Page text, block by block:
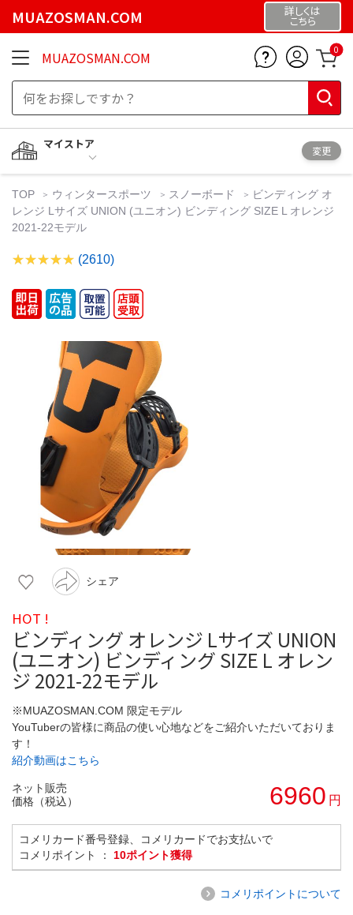
MUAZOSMAN.COM 詳しくは
こちら
MUAZOSMAN.COM 0
マイストア
変更
TOP ウィンタースポーツ スノーボード
ビンディング オ
レンジ Lサイズ UNION (ユニオン) ビンディング SIZE L オレンジ
2021-22モデル
(2610)
シェア
HOT !
ビンディング オレンジ Lサイズ UNION
(ユニオン) ビンディング SIZE L オレン
ジ 2021-22モデル
※MUAZOSMAN.COM 限定モデル
YouTuberの皆様に商品の使い心地などをご紹介いただいておりま
す！
紹介動画はこちら
ネット販売
価格（税込）
6960 円
コメリカード番号登録、コメリカードでお支払いで
コメリポイント ： 10ポイント獲得
コメリポイントについて